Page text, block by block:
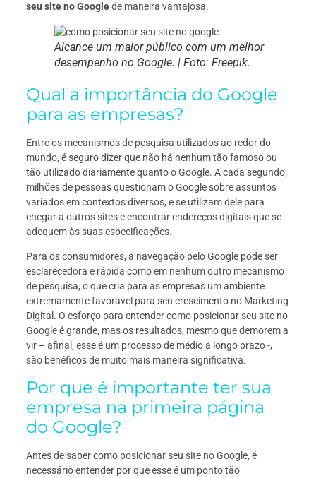
seu site no Googlede maneira vantajosa.
Alcance um maior público com um melhor
desempenho no Google. | Foto: Freepik.
Qual a importância do Google
para as empresas?
Entre os mecanismos de pesquisa utilizados ao redor do
mundo, é seguro dizer que não há nenhum tão famoso ou
tão utilizado diariamente quanto o Google. A cada segundo,
milhões de pessoas questionam o Google sobre assuntos
variados em contextos diversos, e se utilizam dele para
chegar a outros sites e encontrar endereços digitais que se
adequem às suas especificações.
Para os consumidores, a navegação pelo Google pode ser
esclarecedora e rápida como em nenhum outro mecanismo
de pesquisa, o que cria para as empresas um ambiente
extremamente favorável para seu crescimento no Marketing
Digital. O esforço para entender como posicionar seu site no
Google é grande, mas os resultados, mesmo que demorem a
vir – afinal, esse é um processo de médio a longo prazo -,
são benéficos de muito mais maneira significativa.
Por que é importante ter sua
empresa na primeira página
do Google?
Antes de saber como posicionar seu site no Google, é
necessário entender por que esse é um ponto tão